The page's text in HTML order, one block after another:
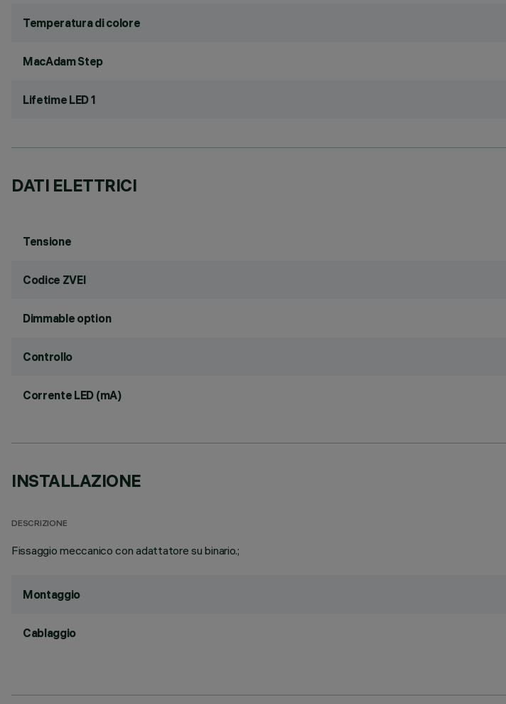
Temperatura di colore
MacAdam Step
Lifetime LED 1
DATI ELETTRICI
Tensione
Codice ZVEI
Dimmable option
Controllo
Corrente LED (mA)
INSTALLAZIONE
DESCRIZIONE
Fissaggio meccanico con adattatore su binario.;
Montaggio
Cablaggio